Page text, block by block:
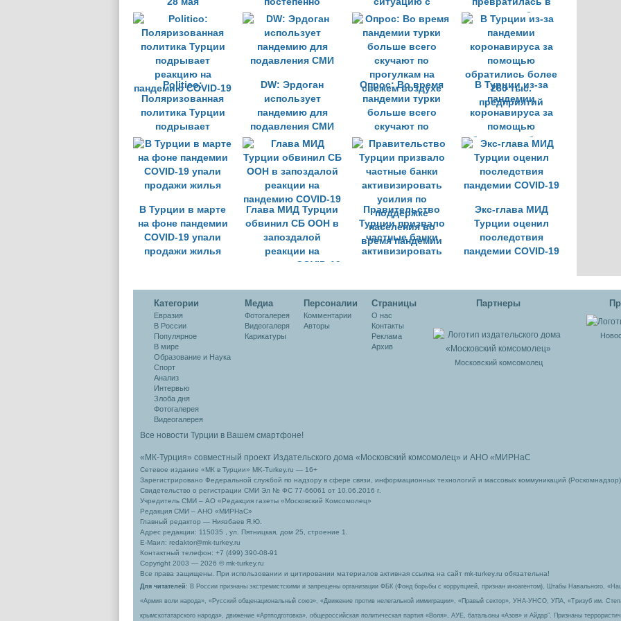
коронавирусом и
региональные
темы
центр по сбору
продовольствия во
время пандемии
Politico:
Поляризованная
политика Турции
подрывает
реакцию на
пандемию COVID-19
DW: Эрдоган
использует
пандемию для
подавления СМИ
Опрос: Во время
пандемии турки
больше всего
скучают по
прогулкам на
свежем воздухе
В Турции из-за
пандемии
коронавируса за
помощью
обратились более
260 тыс.
предприятий
В Турции в марте
на фоне пандемии
COVID-19 упали
продажи жилья
Глава МИД Турции
обвинил СБ ООН в
запоздалой
реакции на
пандемию COVID-19
Правительство
Турции призвало
частные банки
активизировать
населения во
время пандемии
Экс-глава МИД
Турции оценил
последствия
пандемии COVID-19
Категории
Евразия
В России
Популярное
В мире
Образование и Наука
Спорт
Анализ
Интервью
Злоба дня
Фотогалерея
Видеогалерея
Медиа
Фотогалерея
Видеогалеря
Карикатуры
Персоналии
Комментарии
Авторы
Cтраницы
О нас
Контакты
Реклама
Архив
Партнеры
Московский комсомолец
Все новости Турции в Вашем смартфоне!
«МК-Турция» совместный проект Издательского дома «Московский комсомолец» и АНО «МИРНаС
Сетевое издание «МК в Турции» MK-Turkey.ru — 16+
Зарегистрировано Федеральной службой по надзору в сфере связи, информационных технологий и массовых коммуникаций
Свидетельство о регистрации СМИ Эл № ФС 77-66061 от 10.06.2016 г.
Учредитель СМИ – АО «Редакция газеты «Московский Комсомолец»
Редакция СМИ – АНО «МИРНаС»
Главный редактор — Ниязбаев Я.Ю.
Адрес редакции: 115035 , ул. Пятницкая, дом 25, строение 1.
Е-Маил: redaktor@mk-turkey.ru
Контактный телефон: +7 (499) 390-08-91
Copyright 2003 — 2026 © mk-turkey.ru
Все права защищены. При использовании и цитировании материалов активная ссылка на сайт mk-turkey.ru обязательна!
Для читателей : В России признаны экстремистскими и запрещены организации ФБК (Фонд борьбы с коррупцией, признан иноагентом), Штабы Навального,
«Армия воли народа», «Русский общенациональный союз», «Движение против нелегальной иммиграции», «Правый сектор», УНА-УНСО, УПА, «Тризуб им.
крымскотатарского народа», движение «Артподготовка», общероссийская политическая партия «Воля», АУЕ, батальоны «Азов» и Айдар″. Признаны